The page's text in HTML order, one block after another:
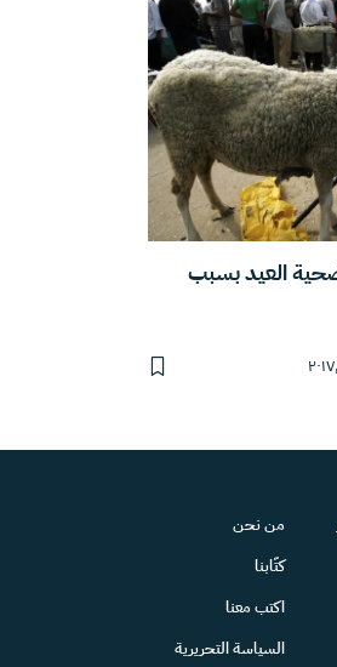
العيد بسبب
من نحن
كتّابنا
اكتب معنا
السياسة التحريرية